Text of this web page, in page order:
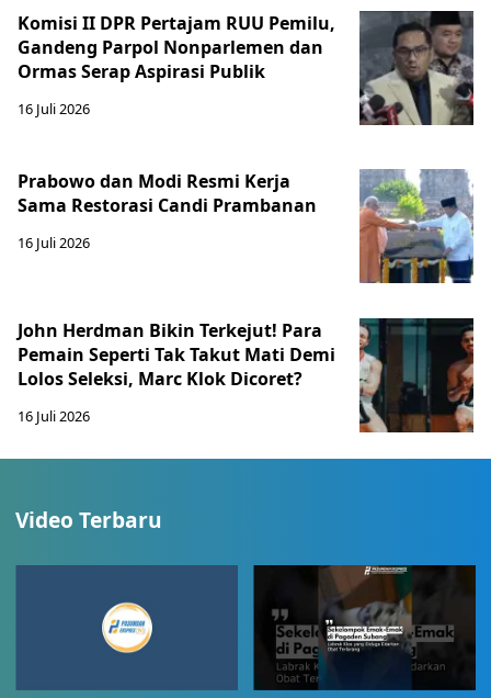
Komisi II DPR Pertajam RUU Pemilu,
Gandeng Parpol Nonparlemen dan
Ormas Serap Aspirasi Publik
16 Juli 2026
Prabowo dan Modi Resmi Kerja
Sama Restorasi Candi Prambanan
16 Juli 2026
John Herdman Bikin Terkejut! Para
Pemain Seperti Tak Takut Mati Demi
Lolos Seleksi, Marc Klok Dicoret?
16 Juli 2026
Video Terbaru